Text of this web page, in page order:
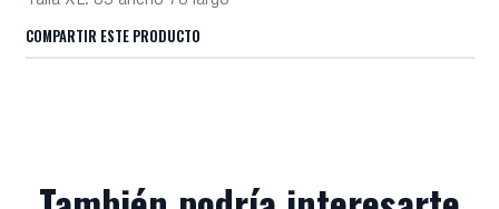
COMPARTIR ESTE PRODUCTO